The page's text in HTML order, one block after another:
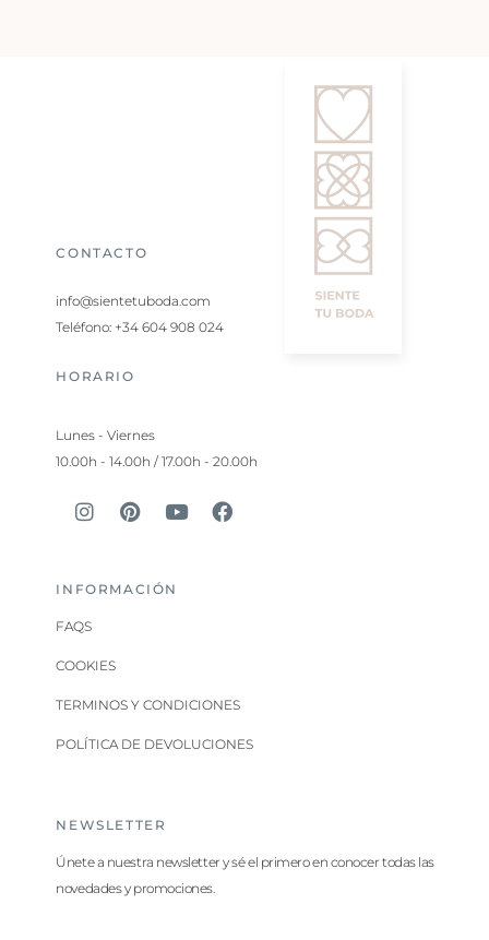
CONTACTO
info@sientetuboda.com
Teléfono: +34 604 908 024
HORARIO
Lunes - Viernes
10.00h - 14.00h / 17.00h - 20.00h
INFORMACIÓN
FAQS
COOKIES
TERMINOS Y CONDICIONES
POLÍTICA DE DEVOLUCIONES
NEWSLETTER
Únete a nuestra newsletter y sé el primero en conocer todas las
novedades y promociones.